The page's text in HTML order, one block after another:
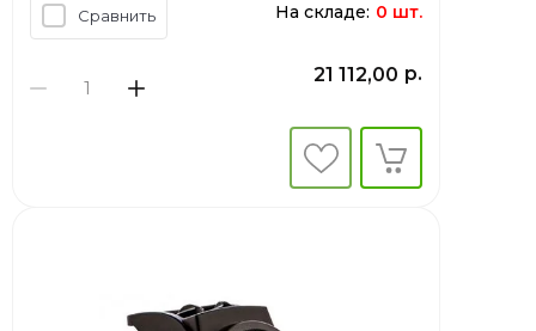
Сравнить На складе: 0 шт.
21 112,00 р.